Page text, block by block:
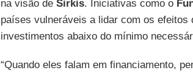
na visão de Sirkis. Iniciativas como o
países vulneráveis a lidar com os efeitos
investimentos abaixo do mínimo
“Quando eles falam em financiamento,